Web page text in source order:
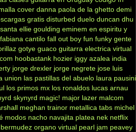
cover danna paola de la ghetto demi
gratis disturbed duelo duncan dhu
ellie goulding eminem en espiritu y
fabiana cantilo fall out boy fun funky gente
gotye guaco guitarra electrica virtual
hoobastank hozier iggy azalea india
jorge drexler jorge negrete jose luis
union las pastillas del abuelo laura pausini
los primos mx los ronaldos lucas arnau
skynyrd magic! major lazer malcom
meghan trainor metallica tabs michel
modos nacho navajita platea nek netflix
organo virtual pearl jam peavey